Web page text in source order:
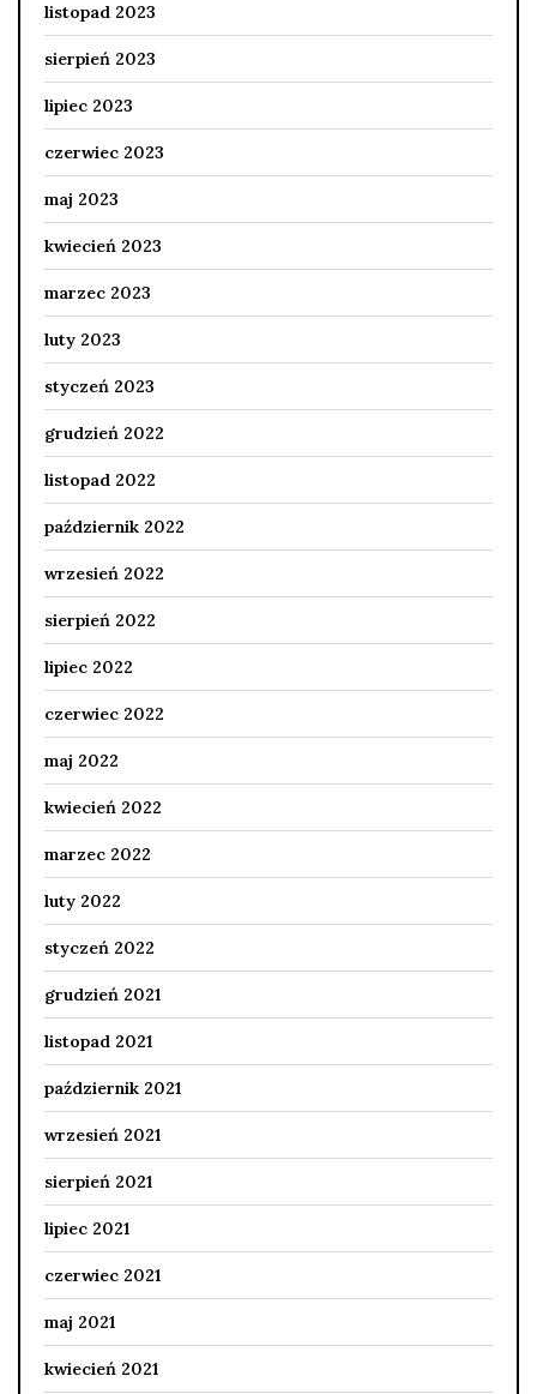
listopad 2023
sierpień 2023
lipiec 2023
czerwiec 2023
maj 2023
kwiecień 2023
marzec 2023
luty 2023
styczeń 2023
grudzień 2022
listopad 2022
październik 2022
wrzesień 2022
sierpień 2022
lipiec 2022
czerwiec 2022
maj 2022
kwiecień 2022
marzec 2022
luty 2022
styczeń 2022
grudzień 2021
listopad 2021
październik 2021
wrzesień 2021
sierpień 2021
lipiec 2021
czerwiec 2021
maj 2021
kwiecień 2021